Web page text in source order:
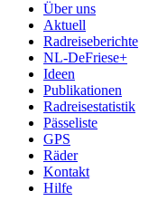
Über uns
Aktuell
Radreiseberichte
NL-DeFriese+
Ideen
Publikationen
Radreisestatistik
Pässeliste
GPS
Räder
Kontakt
Hilfe